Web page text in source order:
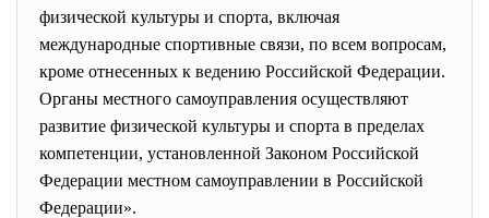
физической культуры и спорта, включая
международные спортивные связи, по всем вопросам,
кроме отнесенных к ведению Российской Федерации.
Органы местного самоуправления осуществляют
развитие физической культуры и спорта в пределах
компетенции, установленной Законом Российской
Федерации местном самоуправлении в Российской
Федерации».